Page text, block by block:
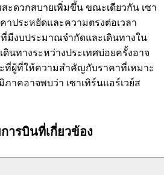
ะดวกสบายเพิ่มขึ้น ขณะเดียวกัน เซา
าประหยัดและความตรงต่อเวลา
มีงบประมาณจำกัดและเดินทางใน
นทางระหว่างประเทศบ่อยครั้งอาจ
ที่ผู้ที่ให้ความสำคัญกับราคาที่เหมาะ
าคอาจพบว่า เซาเทิร์นแอร์เวย์ส
ารบินที่เกี่ยวข้อง